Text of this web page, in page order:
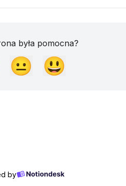
była pomocna?
😐 😃
by